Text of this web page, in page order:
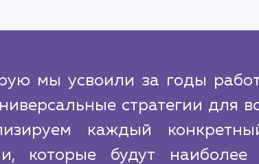
мы усвоили за годы
стратегии для
каждый
которые будут наиболее